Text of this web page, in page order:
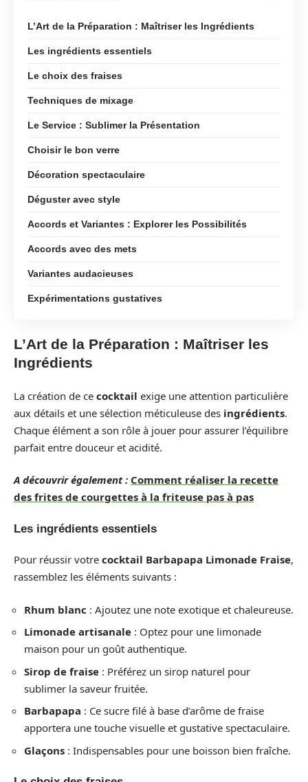
L’Art de la Préparation : Maîtriser les Ingrédients
Les ingrédients essentiels
Le choix des fraises
Techniques de mixage
Le Service : Sublimer la Présentation
Choisir le bon verre
Décoration spectaculaire
Déguster avec style
Accords et Variantes : Explorer les Possibilités
Accords avec des mets
Variantes audacieuses
Expérimentations gustatives
L’Art de la Préparation : Maîtriser les
Ingrédients
La création de ce cocktail exige une attention particulière
aux détails et une sélection méticuleuse des ingrédients.
Chaque élément a son rôle à jouer pour assurer l’équilibre
parfait entre douceur et acidité.
A découvrir également : Comment réaliser la recette
des frites de courgettes à la friteuse pas à pas
Les ingrédients essentiels
Pour réussir votre cocktail Barbapapa Limonade Fraise,
rassemblez les éléments suivants :
Rhum blanc : Ajoutez une note exotique et chaleureuse.
Limonade artisanale : Optez pour une limonade
maison pour un goût authentique.
Sirop de fraise : Préférez un sirop naturel pour
sublimer la saveur fruitée.
Barbapapa : Ce sucre filé à base d’arôme de fraise
apportera une touche visuelle et gustative spectaculaire.
Glaçons : Indispensables pour une boisson bien fraîche.